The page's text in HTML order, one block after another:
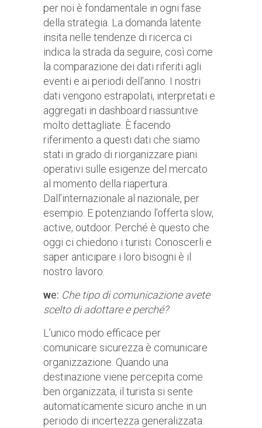
per noi è fondamentale in ogni fase
della strategia. La domanda latente
insita nelle tendenze di ricerca ci
indica la strada da seguire, così come
la comparazione dei dati riferiti agli
eventi e ai periodi dell’anno. I nostri
dati vengono estrapolati, interpretati e
aggregati in dashboard riassuntive
molto dettagliate. È facendo
riferimento a questi dati che siamo
stati in grado di riorganizzare piani
operativi sulle esigenze del mercato
al momento della riapertura.
Dall’internazionale al nazionale, per
esempio. E potenziando l’offerta slow,
active, outdoor. Perché è questo che
oggi ci chiedono i turisti. Conoscerli e
saper anticipare i loro bisogni è il
nostro lavoro.
we: Che tipo di comunicazione avete
scelto di adottare e perché?
L’unico modo efficace per
comunicare sicurezza è comunicare
organizzazione. Quando una
destinazione viene percepita come
ben organizzata, il turista si sente
automaticamente sicuro anche in un
periodo di incertezza generalizzata.